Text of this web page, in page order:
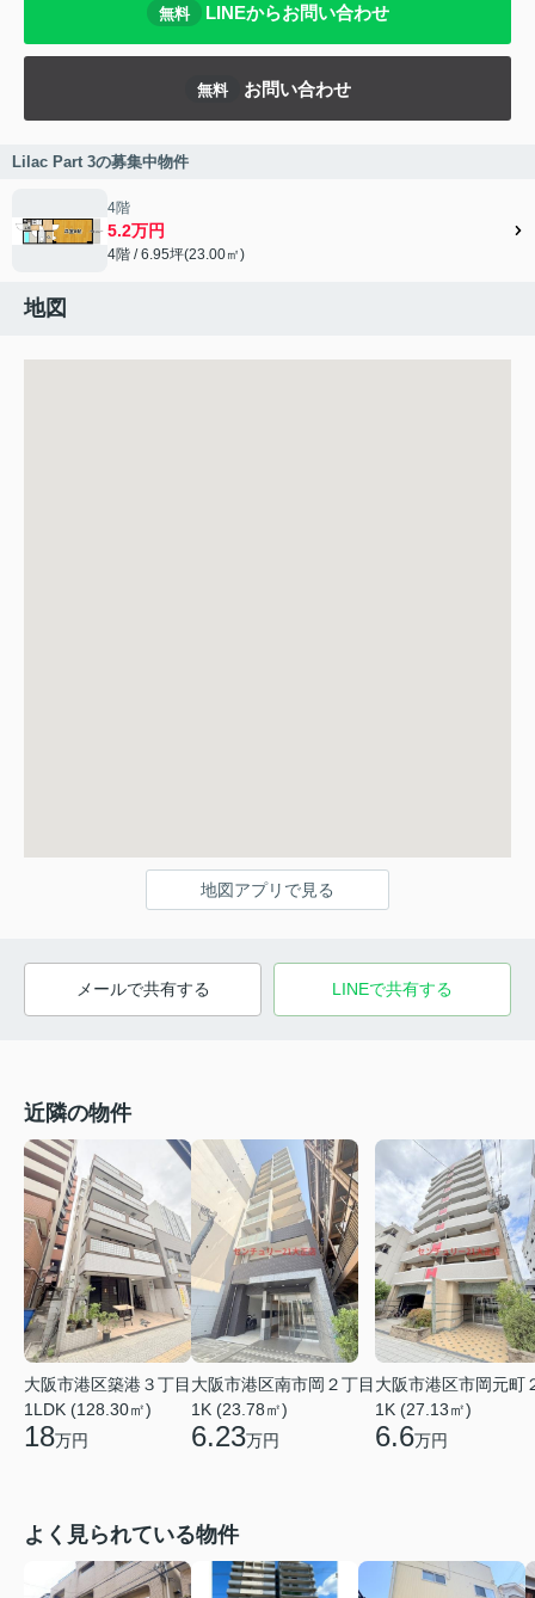
無料 LINEからお問い合わせ
無料 お問い合わせ
Lilac Part 3の募集中物件
4階
5.2万円
4階 / 6.95坪(23.00㎡)
地図
地図アプリで見る
メールで共有する LINEで共有する
近隣の物件
大阪市港区築港３丁目
1LDK (128.30㎡)
18万円
大阪市港区南市岡２丁目
1K (23.78㎡)
6.23万円
大阪市港区市岡元町
1K (27.13㎡)
6.6万円
よく見られている物件